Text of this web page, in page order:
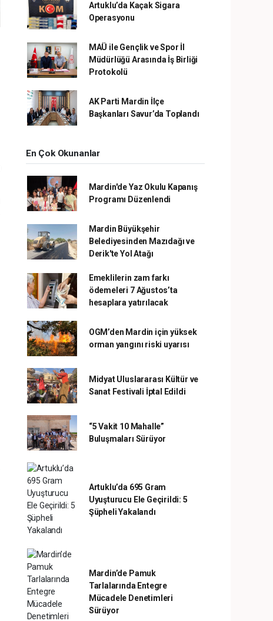
Artuklu’da Kaçak Sigara
Operasyonu
MAÜ ile Gençlik ve Spor İl
Müdürlüğü Arasında İş Birliği
Protokolü
AK Parti Mardin İlçe
Başkanları Savur’da Toplandı
En Çok Okunanlar
Mardin'de Yaz Okulu Kapanış
Programı Düzenlendi
Mardin Büyükşehir
Belediyesinden Mazıdağı ve
Derik'te Yol Atağı
Emeklilerin zam farkı
ödemeleri 7 Ağustos’ta
hesaplara yatırılacak
OGM’den Mardin için yüksek
orman yangını riski uyarısı
Midyat Uluslararası Kültür ve
Sanat Festivali İptal Edildi
“5 Vakit 10 Mahalle”
Buluşmaları Sürüyor
Artuklu’da 695 Gram
Uyuşturucu Ele Geçirildi: 5
Şüpheli Yakalandı
Mardin’de Pamuk
Tarlalarında Entegre
Mücadele Denetimleri
Sürüyor